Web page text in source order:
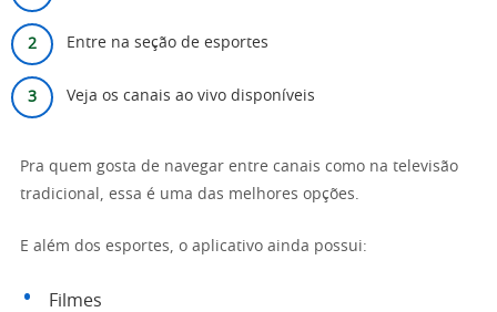
Entre na seção de esportes
Veja os canais ao vivo disponíveis
Pra quem gosta de navegar entre canais como na televisão
tradicional, essa é uma das melhores opções.
E além dos esportes, o aplicativo ainda possui:
Filmes